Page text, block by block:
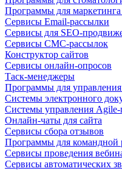
Программы для
Сервисы Email-рассылки
Сервисы для SEO-
Сервисы СМС-рассылок
Конструктор сайтов
Сервисы онлайн-опросов
Таск-менеджеры
Программы для управления
Системы электронного
Системы управления Agile-
Онлайн-чаты для сайта
Сервисы сбора отзывов
Программы для командной
Сервисы проведения
Сервисы автоматических